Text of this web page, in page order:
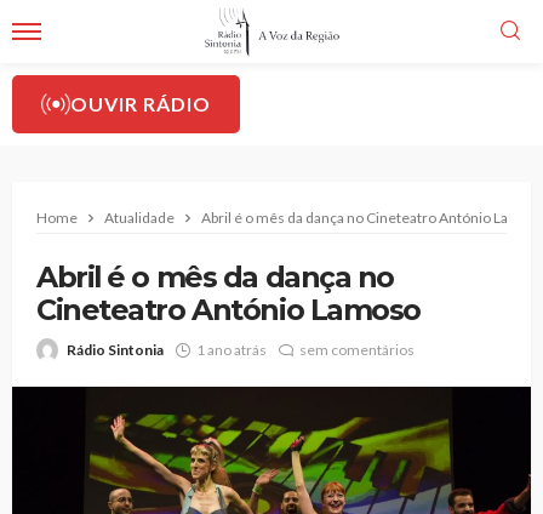
OUVIR RÁDIO
Home Atualidade Abril é o mês da dança no Cineteatro António
Abril é o mês da dança no
Cineteatro António Lamoso
Rádio Sintonia 1 ano atrás sem comentários